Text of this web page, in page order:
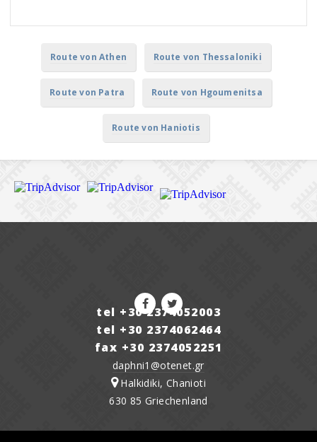
Route von Athen Route von Thessaloniki
Route von Patra Route von Hgoumenitsa
Route von Haniotis
tel +30 2374052003
tel +30 2374062464
fax +30 2374052251
daphni1@otenet.gr
Halkidiki, Chanioti
630 85 Griechenland